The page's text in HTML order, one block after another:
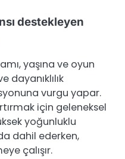
destekleyen
yaşına ve oyun
dayanıklılık
vurgu yapar.
için geleneksel
yoğunluklu
dahil ederken,
çalışır.